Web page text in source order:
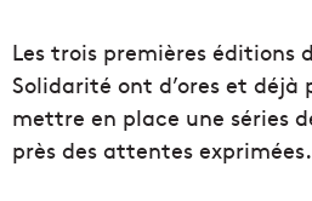
Les trois premières éditions
Solidarité ont d’ores et déjà
mettre en place une séries
près des attentes exprimées.